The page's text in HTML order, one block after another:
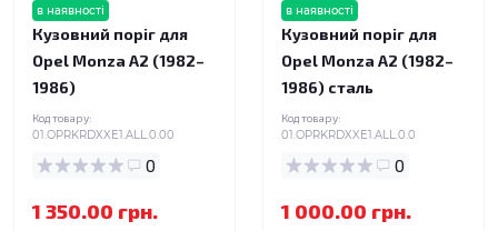
в наявності
Кузовний поріг для
Opel Monza A2 (1982–
1986)
Код товару:
01.OPRKRDXXE1.ALL.0.00
0
1 350.00 грн.
в наявності
Кузовний поріг для
Opel Monza A2 (1982–
1986) сталь
Код товару:
01.OPRKRDXXE1.ALL.0.0
0
1 000.00 грн.